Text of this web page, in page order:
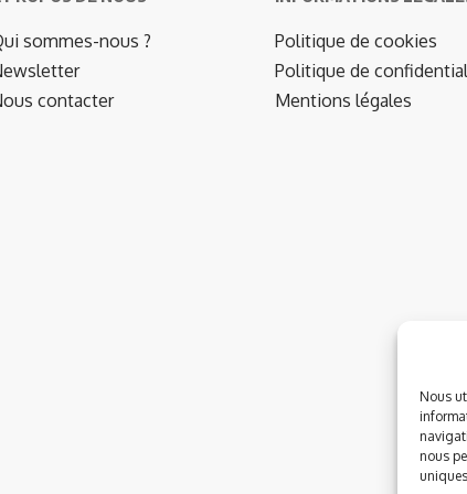
Nous
nous
sommes-nous ?
contacter
Politique de cookies
Politique de
Mentions légales